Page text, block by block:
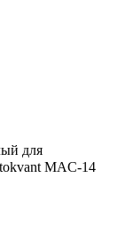
для
MAC-14